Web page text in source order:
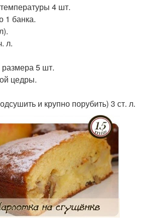
4 шт.
1 банка.
л.
размера 5 шт.
цедры.
и крупно порубить) 3 ст. л.